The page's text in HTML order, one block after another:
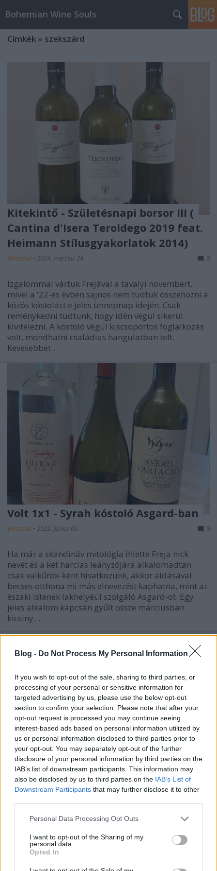
Blog - Do Not Process My Personal Information
If you wish to opt-out of the sale, sharing to third parties, or
processing of your personal or sensitive information for
targeted advertising by us, please use the below opt-out
section to confirm your selection. Please note that after your
opt-out request is processed you may continue seeing
interest-based ads based on personal information utilized by
us or personal information disclosed to third parties prior to
your opt-out. You may separately opt-out of the further
disclosure of your personal information by third parties on the
IAB’s list of downstream participants. This information may
also be disclosed by us to third parties on the IAB’s List of
Downstream Participants that may further disclose it to other
Please note that this website/app uses one or more Google
not limited to your visit or usage behaviour. You may click to
grant or deny consent to Google and its third-party tags to
use your data for below specified purposes in below Google
consent section.
Personal Data Processing Opt Outs
I want to opt-out of the Sharing of my
personal data.
Opted In
Bohemian Wine Souls
Címkék » szekszárd
Kitekintő - Születésnapi borsor III (
Cantina d'Isera Teroldego 2019 feat.
Heimann Stílusgyakorlatok 2014)
Winesoul • 2024. március 24. 0
Izgalommal vártuk Frejával a tavalyi novembert,
mivel a '22-es évben sajnos nem tudtuk összehozni a
közös kóstolást e jeles ünnepnap idején. Csak
reménykedni tudtunk, hogy idén végül sikerül
kivitelezni. A kóstoló végül kiscsoportos foglalkozás
volt, mondhatni családias hangulatban telt.
Kevesebbet…
Volt 1x1 - Syrah kóstoló Asgard-ban
Winesoul • 2022. június 09. 0
Ha már a skandináv mitológia ihlette Freja nick
nevét és a két harcias leányzójára alkalomadtán
csak valkűrök-ként hivatkozunk, akkor áldásával
becses otthona mi más elnevezést kaphatna, mint az
északi istenek lakhelyéül szolgáló Asgard-ot. Egy
jeles alkalom kapcsán gyűlt össze márciusban
kicsiny…
Egyperces impressziók - Heimann
Agnus 2017
Winesoul•2021. március 23.
Sokszor hallhatjuk azt mondatot, hogy minden
okkal történik velünk életünk folyamán. Ha valami
nem sikerül elsőre, akkor nagy valószínűséggel még